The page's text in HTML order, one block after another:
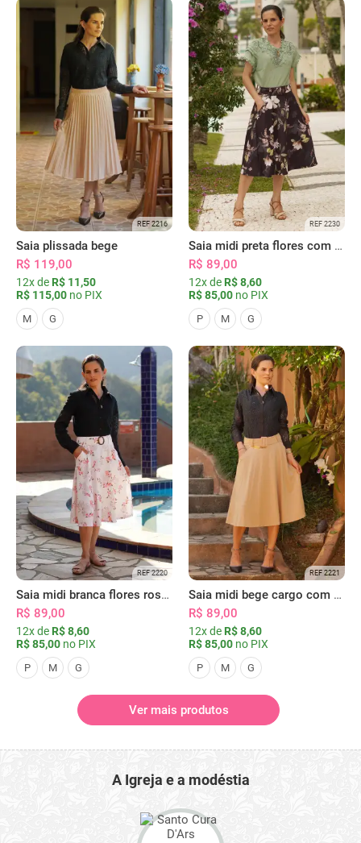
REF 2216
Saia plissada bege
R$ 119,00
12x de R$ 11,50
R$ 115,00 no PIX
M G
REF 2230
Saia midi preta flores com bolsos
R$ 89,00
12x de R$ 8,60
R$ 85,00 no PIX
P M G
REF 2220
Saia midi branca flores rosas com bolsos
R$ 89,00
12x de R$ 8,60
R$ 85,00 no PIX
P M G
REF 2221
Saia midi bege cargo com bolsos
R$ 89,00
12x de R$ 8,60
R$ 85,00 no PIX
P M G
Ver mais produtos
A Igreja e a modéstia